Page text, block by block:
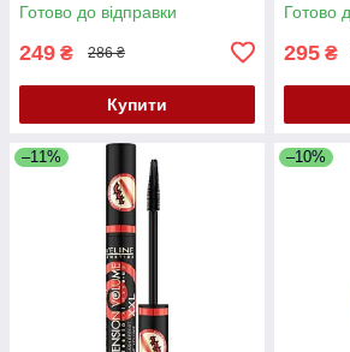
Готово до відправки
249 ₴ 286 ₴
Купити
Готово
295 ₴
–11% –10%